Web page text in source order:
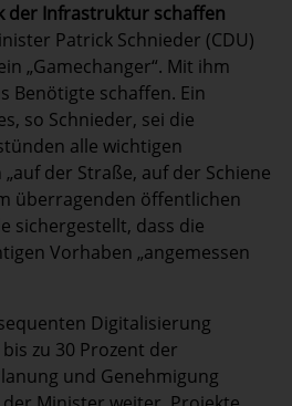
der Infrastruktur schaffen
Patrick Schnieder (CDU)
„Gamechanger“. Mit ihm
Benötigte schaffen. Ein
so Schnieder, sei die
alle wichtigen
der Straße, auf der Schiene
überragenden öffentlichen
sichergestellt, dass die
Vorhaben „angemessen
Digitalisierung
zu 30 Prozent der
und Genehmigung